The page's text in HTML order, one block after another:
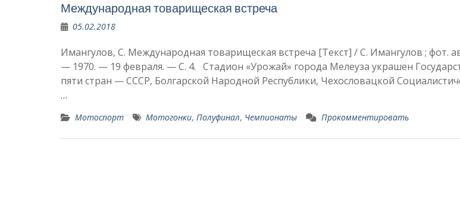
Международная товарищеская встреча
05.02.2018
Имангулов, С. Международная товарищеская встреча [Текст] / С. Имангулов ; фот.
— 1970. — 19 февраля. — С. 4. Стадион «Урожай» города Мелеуза украшен
пяти стран — СССР, Болгарской Народной Республики, Чехословацкой
…
Мотоспорт Мотогонки, Полуфинал, Чемпионаты Прокомментировать